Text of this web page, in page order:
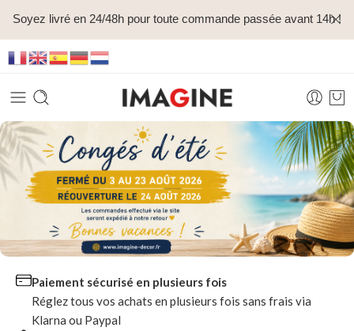
Soyez livré en 24/48h pour toute commande passée avant 14h !
Paiement sécurisé en plusieurs fois
Réglez tous vos achats en plusieurs fois sans frais via
Klarna ou Paypal